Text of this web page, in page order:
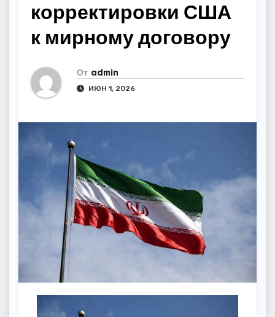
корректировки США
к мирному договору
От admin
ИЮН 1, 2026